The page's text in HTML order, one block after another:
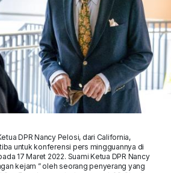
DPR Nancy Pelosi, dari California,
untuk konferensi pers mingguannya di
17 Maret 2022. Suami Ketua DPR Nancy
kejam ” oleh seorang penyerang yang